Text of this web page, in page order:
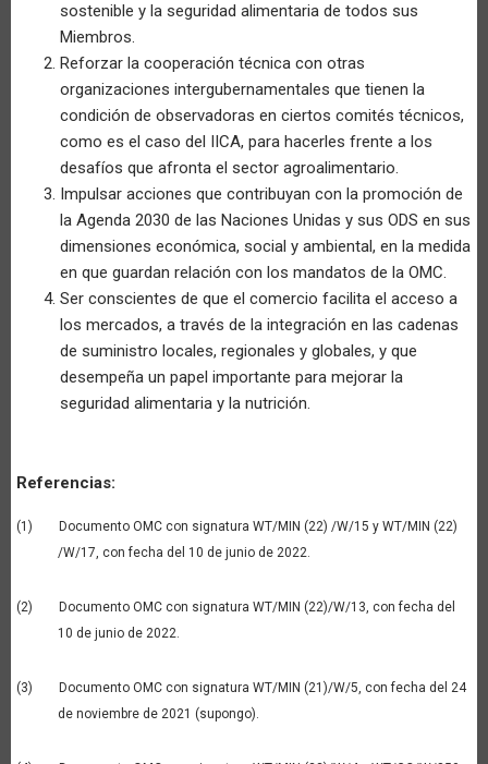
sostenible y la seguridad alimentaria de todos sus
Miembros.
Reforzar la cooperación técnica con otras
organizaciones intergubernamentales que tienen la
condición de observadoras en ciertos comités técnicos,
como es el caso del IICA, para hacerles frente a los
desafíos que afronta el sector agroalimentario.
Impulsar acciones que contribuyan con la promoción de
la Agenda 2030 de las Naciones Unidas y sus ODS en sus
dimensiones económica, social y ambiental, en la medida
en que guardan relación con los mandatos de la OMC.
Ser conscientes de que el comercio facilita el acceso a
los mercados, a través de la integración en las cadenas
de suministro locales, regionales y globales, y que
desempeña un papel importante para mejorar la
seguridad alimentaria y la nutrición.
Referencias:
(1) Documento OMC con signatura WT/MIN (22) /W/15 y WT/MIN (22)
/W/17, con fecha del 10 de junio de 2022.
(2) Documento OMC con signatura WT/MIN (22)/W/13, con fecha del
10 de junio de 2022.
(3) Documento OMC con signatura WT/MIN (21)/W/5, con fecha del 24
de noviembre de 2021 (supongo).